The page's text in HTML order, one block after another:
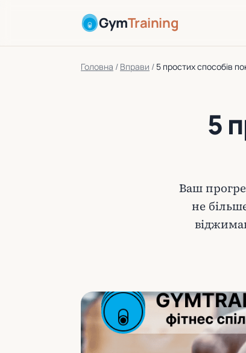
GymTraining
Головна / Вправи / 5 простих способів
5
Ваш
не